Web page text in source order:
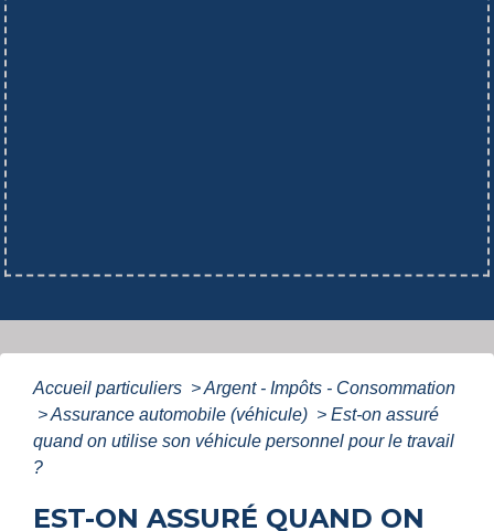
Accueil particuliers >Argent - Impôts - Consommation
>Assurance automobile (véhicule) > Est-on assuré
quand on utilise son véhicule personnel pour le travail
?
EST-ON ASSURÉ QUAND ON